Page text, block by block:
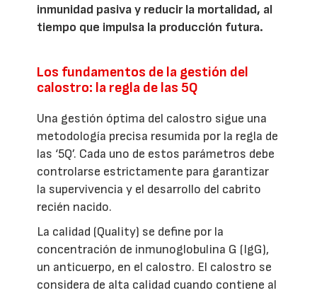
inmunidad pasiva y reducir la mortalidad, al
tiempo que impulsa la producción futura.
Los fundamentos de la gestión del
calostro: la regla de las 5Q
Una gestión óptima del calostro sigue una
metodología precisa resumida por la regla de
las ‘5Q’. Cada uno de estos parámetros debe
controlarse estrictamente para garantizar
la supervivencia y el desarrollo del cabrito
recién nacido.
La calidad (Quality) se define por la
concentración de inmunoglobulina G (IgG),
un anticuerpo, en el calostro. El calostro se
considera de alta calidad cuando contiene al